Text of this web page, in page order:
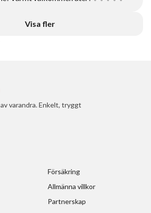
Visa fler
varandra. Enkelt, tryggt
Försäkring
Allmänna villkor
Partnerskap